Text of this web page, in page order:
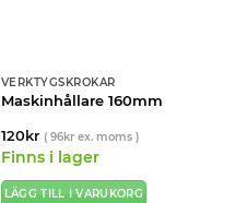
VERKTYGSKROKAR
Maskinhållare 160mm
120kr ( 96krex. moms )
Finns i lager
LÄGG TILL I VARUKORG